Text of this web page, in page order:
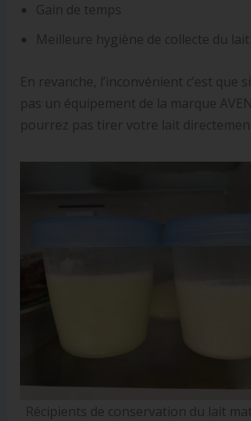
Gain de temps
Meilleure hygiène de collecte du
En revanche, l’inconvénient c’est que
pas un équipement de la marque
pourrez pas tirer votre lait
Récipients de conservation du lait